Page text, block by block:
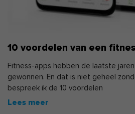
10 voordelen van een
Fitness-apps hebben de laatste
gewonnen. En dat is niet geheel
bespreek ik de 10 voordelen